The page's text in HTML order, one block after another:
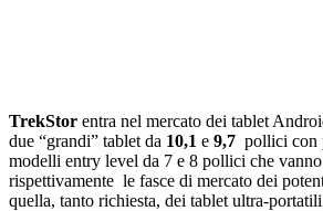
TrekStor entra nel mercato dei tablet
due “grandi” tablet da 10,1 e 9,7 pollici con
modelli entry level da 7 e 8 pollici che
rispettivamente le fasce di mercato dei
quella, tanto richiesta, dei tablet ultra-